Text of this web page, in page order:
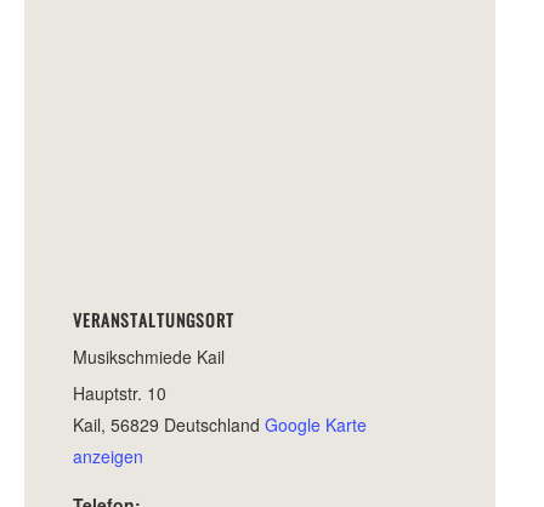
VERANSTALTUNGSORT
Musikschmiede Kail
Hauptstr. 10
Kail, 56829 Deutschland Google Karte
anzeigen